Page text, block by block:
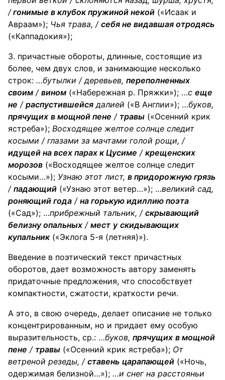
/гонимые в клубок пружиной некой («Исаак и
Авраам»); Чья трава, / себя не видавшая отродясь
(«Каппадокия»);
3. причастные обороты, длинные, состоящие из
более, чем двух слов, и занимающие несколько
строк: …бутылки /деревьев, переполненных
своим / вином («Набережная р. Пряжки»); …с еще
не / распустившейся далией («В Англии»); …буков,
прячущих в мощной пене / травы («Осенний крик
ястреба»); Восходящее желтое солнце следит
косыми / глазами за мачтами голой рощи, /
идущей на всех парах к Цусиме / крещенских
морозов («Восходящее желтое солнце следит
косыми…»); Узнаю этотлист, в придорожную грязь
/ падающий («Узнаю этот ветер…»); …великий сад,
роняющий года / на горькую идиллию поэта
(«Сад»); …прибрежный тальник, / скрывающий
белизну опальных / мест у скидывающих
купальник («Эклога 5-я (летняя)»).
Введение в поэтический текст причастных
оборотов, дает возможность автору заменять
придаточные предложения, что способствует
компактности, сжатости, краткости речи.
А это, в свою очередь, делает описание не только
концентрированным, но и придает ему особую
выразительность, ср.: …буков, прячущих в мощной
пене / травы («Осенний крик ястреба»); От
ветреной резеды, / ставень царапающей («Ночь,
одержимая белизной…»); …и снег на расстояньи